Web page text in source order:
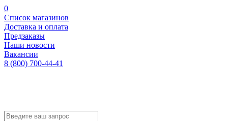
0
Список магазинов
Доставка и оплата
Предзаказы
Наши новости
Вакансии
8 (800) 700-44-41